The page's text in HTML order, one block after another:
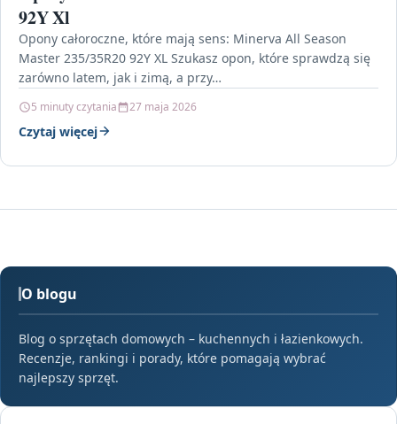
92Y Xl
Opony całoroczne, które mają sens: Minerva All Season
Master 235/35R20 92Y XL Szukasz opon, które sprawdzą się
zarówno latem, jak i zimą, a przy…
5 minuty czytania 27 maja 2026
Czytaj więcej
O blogu
Blog o sprzętach domowych – kuchennych i łazienkowych.
Recenzje, rankingi i porady, które pomagają wybrać
najlepszy sprzęt.